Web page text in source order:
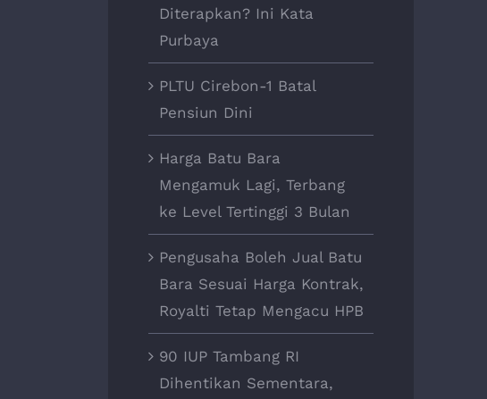
Diterapkan? Ini Kata
Purbaya
PLTU Cirebon-1 Batal
Pensiun Dini
Harga Batu Bara
Mengamuk Lagi, Terbang
ke Level Tertinggi 3 Bulan
Pengusaha Boleh Jual Batu
Bara Sesuai Harga Kontrak,
Royalti Tetap Mengacu HPB
90 IUP Tambang RI
Dihentikan Sementara,